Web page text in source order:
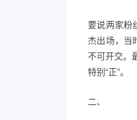
要说两家粉
杰出场，当
不可开交。
特别“正”。
二、